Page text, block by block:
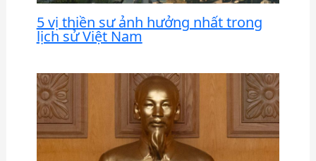
5 vị thiền sư ảnh hưởng nhất trong
lịch sử Việt Nam